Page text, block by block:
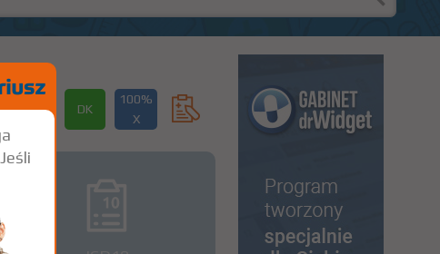
DK
100%
X